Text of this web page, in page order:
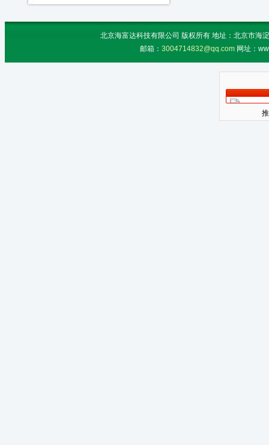
北京海富达科技有限公司 版权所有 地址：北京市海
邮箱： 3004714832@qq.com 网址：